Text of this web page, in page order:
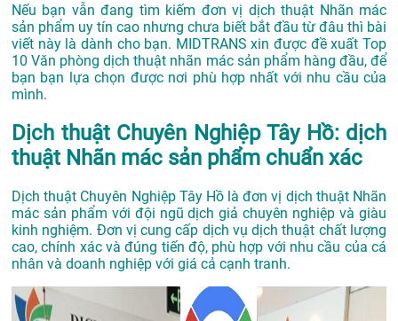
Nếu bạn vẫn đang tìm kiếm đơn vị dịch thuật Nhãn mác
sản phẩm uy tín cao nhưng chưa biết bắt đầu từ đâu thì bài
viết này là dành cho bạn. MIDTRANS xin được đề xuất Top
10 Văn phòng dịch thuật nhãn mác sản phẩm hàng đầu, để
bạn bạn lựa chọn được nơi phù hợp nhất với nhu cầu của
mình.
Dịch thuật Chuyên Nghiệp Tây Hồ: dịch
thuật Nhãn mác sản phẩm chuẩn xác
Dịch thuật Chuyên Nghiệp Tây Hồ là đơn vị dịch thuật Nhãn
mác sản phẩm với đội ngũ dịch giả chuyên nghiệp và giàu
kinh nghiệm. Đơn vị cung cấp dịch vụ dịch thuật chất lượng
cao, chính xác và đúng tiến độ, phù hợp với nhu cầu của cá
nhân và doanh nghiệp với giá cả cạnh tranh.